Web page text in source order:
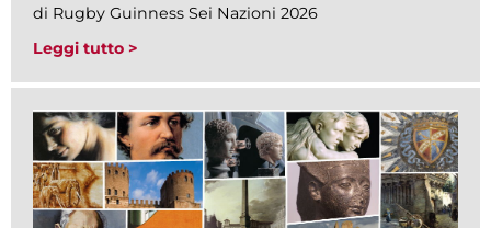
di Rugby Guinness Sei Nazioni 2026
Leggi tutto >